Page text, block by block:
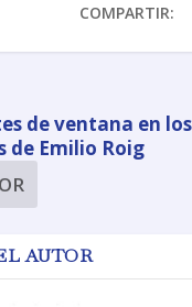
COMPARTIR:
de ventana en
de Emilio Roig
AUTOR